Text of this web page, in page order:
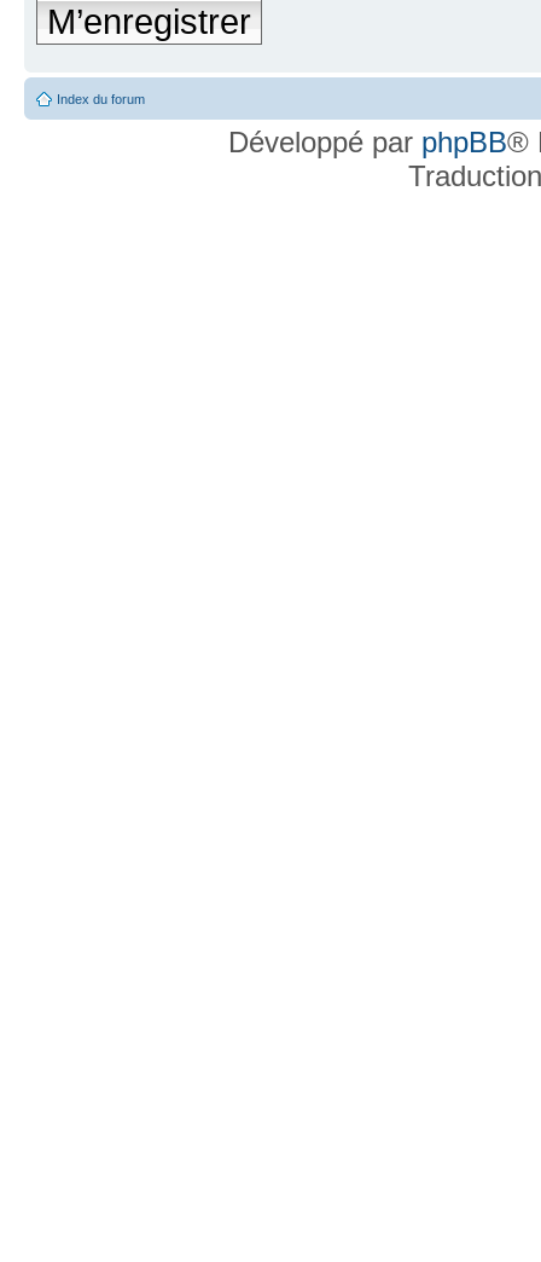
M’enregistrer
Index du forum
Développé par phpBB®